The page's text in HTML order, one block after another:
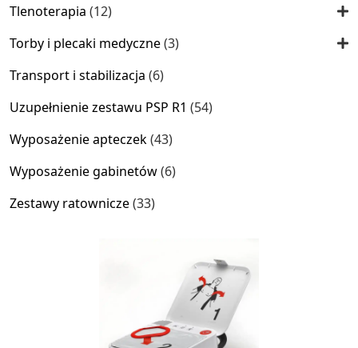
Tlenoterapia 1212
Torby i plecaki medyczne 33
Transport i stabilizacja 66
Uzupełnienie zestawu PSP R1 5454
Wyposażenie apteczek 4343
Wyposażenie gabinetów 66
Zestawy ratownicze 3333